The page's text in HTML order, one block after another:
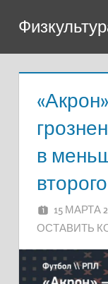
содержимому
в
15 МАРТА
ОСТАВИТЬ